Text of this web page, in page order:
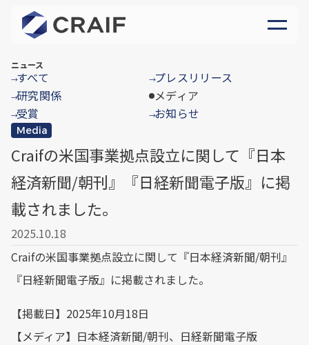
ニュース
→すべて →プレスリリース
→研究関係 メディア
→受賞 →お知らせ
Media
Craifの米国事業拠点設立に関して『日本
経済新聞/朝刊』『日経新聞電子版』に掲
載されました。
2025.10.18
Craifの米国事業拠点設立に関して『日本経済新聞/朝刊』
『日経新聞電子版』に掲載されました。
【掲載日】2025年10月18日
【メディア】日本経済新聞/朝刊、日経新聞電子版